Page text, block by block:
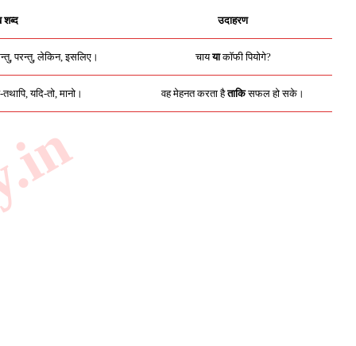
शब्द उदाहरण
परन्तु, लेकिन, इसलिए। चाययाकॉफी पियोगे?
यदि-तो, मानो। वह मेहनत करता हैताकिसफल हो सके।